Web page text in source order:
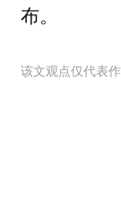
布。
该文观点仅代表